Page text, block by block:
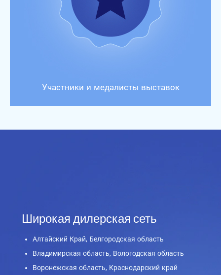
Участники и медалисты выставок
Широкая дилерская сеть
Алтайский Край, Белгородская область
Владимирская область, Вологодская область
Воронежская область, Краснодарский край